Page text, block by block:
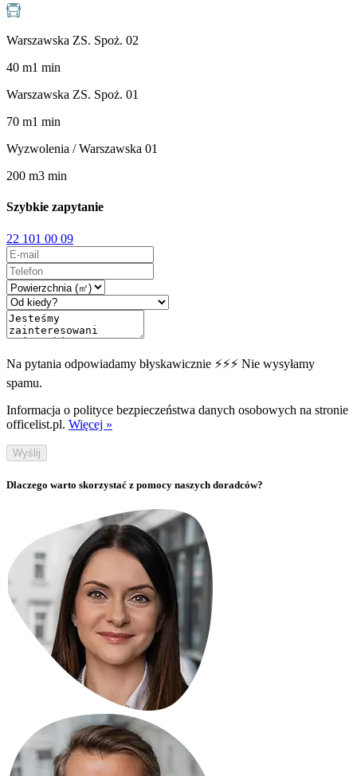
Warszawska ZS. Spoż. 02
40 m1 min
Warszawska ZS. Spoż. 01
70 m1 min
Wyzwolenia / Warszawska 01
200 m3 min
Szybkie zapytanie
22 101 00 09
Na pytania odpowiadamy błyskawicznie ⚡⚡⚡ Nie wysyłamy
spamu.
Informacja o polityce bezpieczeństwa danych osobowych na stronie
officelist.pl. Więcej »
Wyślij
Dlaczego warto skorzystać z pomocy naszych doradców?